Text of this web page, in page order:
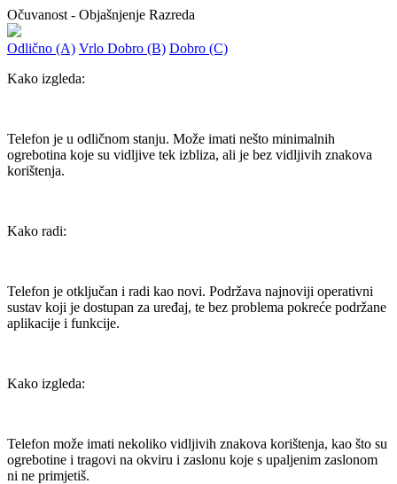
Očuvanost - Objašnjenje Razreda
Odlično (A) Vrlo Dobro (B) Dobro (C)
Kako izgleda:
Telefon je u odličnom stanju. Može imati nešto minimalnih
ogrebotina koje su vidljive tek izbliza, ali je bez vidljivih znakova
korištenja.
Kako radi:
Telefon je otključan i radi kao novi. Podržava najnoviji operativni
sustav koji je dostupan za uređaj, te bez problema pokreće podržane
aplikacije i funkcije.
Kako izgleda:
Telefon može imati nekoliko vidljivih znakova korištenja, kao što su
ogrebotine i tragovi na okviru i zaslonu koje s upaljenim zaslonom
ni ne primjetiš.